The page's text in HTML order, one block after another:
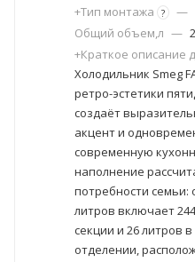
+Тип монтажа ? —
Общий объем,л —
+Краткое описание
Холодильник Smeg
ретро-эстетики
создаёт
акцент и
современную
наполнение
потребности
литров включает
секции и 26 литров
отделении,